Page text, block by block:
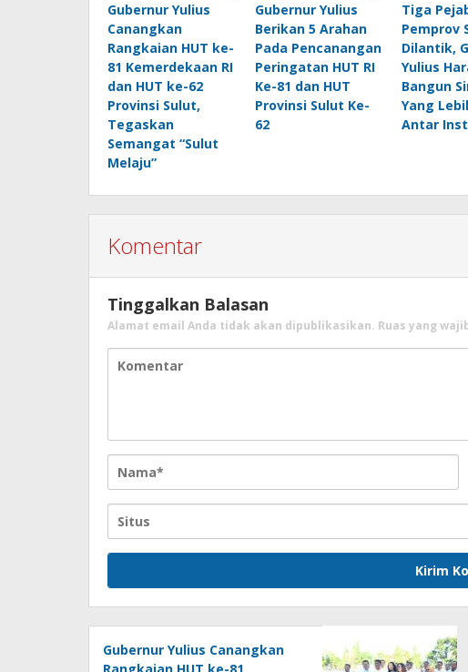
Gubernur Yulius
Canangkan
Rangkaian HUT ke-
81 Kemerdekaan RI
dan HUT ke-62
Provinsi Sulut,
Tegaskan
Semangat “Sulut
Melaju”
Gubernur Yulius
Berikan 5 Arahan
Pada Pencanangan
Peringatan HUT RI
Ke-81 dan HUT
Provinsi Sulut Ke-
62
Tiga
Pemprov
Dilantik,
Yulius
Bangun
Yang
Antar
Komentar
Tinggalkan Balasan
Alamat email Anda tidak akan dipublikasikan. Ruas yang
Gubernur Yulius Canangkan